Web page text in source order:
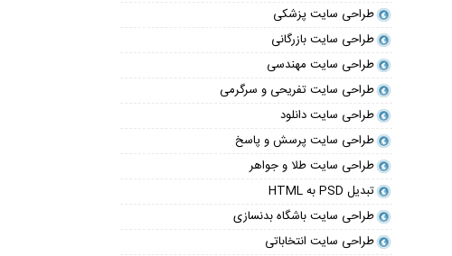
طراحی سایت پزشکی
طراحی سایت بازرگانی
طراحی سایت مهندسی
طراحی سایت تفریحی و سرگرمی
طراحی سایت دانلود
طراحی سایت پرسش و پاسخ
طراحی سایت طلا و جواهر
تبدیل PSD به HTML
طراحی سایت باشگاه بدنسازی
طراحی سایت انتخاباتی